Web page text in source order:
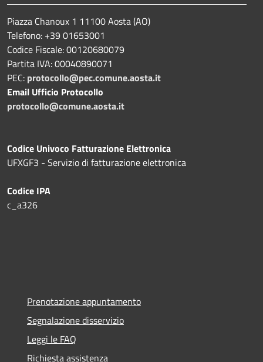
Piazza Chanoux 1 11100 Aosta (AO)
Telefono: +39 01653001
Codice Fiscale: 00120680079
Partita IVA: 00040890071
PEC: protocollo@pec.comune.aosta.it
Email Ufficio Protocollo
protocollo@comune.aosta.it
Codice Univoco Fatturazione Elettronica
UFXGF3 - Servizio di fatturazione elettronica
Codice IPA
c_a326
Prenotazione appuntamento
Segnalazione disservizio
Leggi le FAQ
Richiesta assistenza